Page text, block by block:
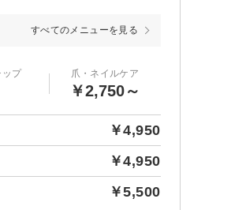
すべてのメニューを見る
ップ 爪・ネイルケア
￥2,750～
￥4,950
￥4,950
￥5,500